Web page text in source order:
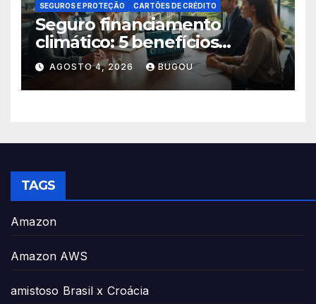
SEGUROS E PROTEÇÃO CARTÕES DE CRÉDITO
Seguro financiamento
climático: 5 benefícios
essenciais
AGOSTO 4, 2026 BUGOU
TAGS
Amazon
Amazon AWS
amistoso Brasil x Croácia